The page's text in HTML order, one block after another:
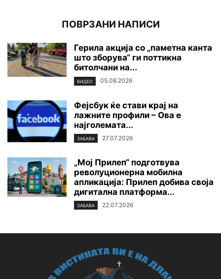
ПОВРЗАНИ НАПИСИ
Герила акција со „паметна канта
што зборува“ ги поттикна
битолчани на...
ВИДЕО 05.08.2026
Фејсбук ќе стави крај на
лажните профили – Ова е
најголемата...
ЗАБАВА 27.07.2026
„Мој Прилеп“ подготвува
револуционерна мобилна
апликација: Прилеп добива своја
дигитална платформа...
ЗАБАВА 22.07.2026